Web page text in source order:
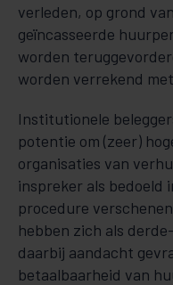
verleden, op grond
geïncasseerde
worden
worden verrekend
Institutionele
potentie om (zeer)
organisaties van
inspreker als bedoeld
procedure
hebben zich als
daarbij aandacht
betaalbaarheid van